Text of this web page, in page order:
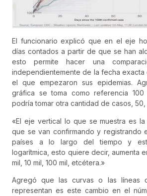
El funcionario explicó que en el eje
días contados a partir de que se han
esto permite hacer una
independientemente de la fecha exacta
el que empezaron sus epidemias.
gráfica se toma como referencia 100
podría tomar otra cantidad de casos, 50,
«El eje vertical lo que se muestra es
que se van confirmando y registrando
países a lo largo del tiempo y
logarítmica, esto quiere decir, aumenta
mil, 10 mil, 100 mil, etcétera.»
Agregó que las curvas o las líneas
representan es este cambio en el